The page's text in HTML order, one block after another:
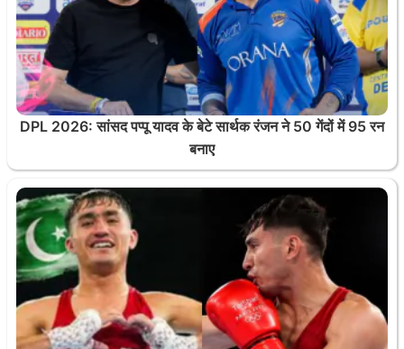
DPL 2026: सांसद पप्पू यादव के बेटे सार्थक रंजन ने 50 गेंदों में 95 रन
बनाए